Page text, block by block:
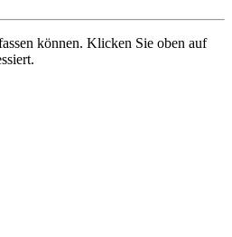
können. Klicken Sie oben auf